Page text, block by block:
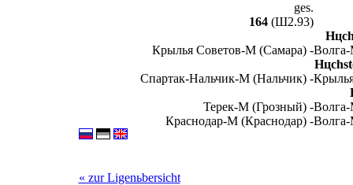
ges.
164(Ш2.93)
Крылья Советов-М (Самара) -
Спартак-Нальчик-М (Нальчик) -
Терек-М (Грозный) -
Краснодар-М (Краснодар) -
« zur Ligenьbersicht